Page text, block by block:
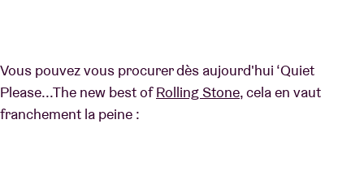
AB ❤ you
Vous pouvez vous procurer dès aujourd'hui ‘Quiet
Please...The new best ofRolling Stone, cela en vaut
franchement la peine :